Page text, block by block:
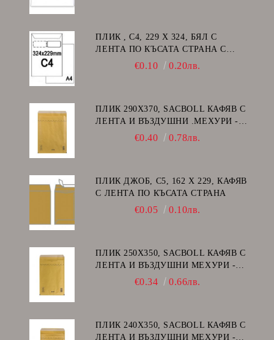
ПЛИК , C4, 229 Х 324, БЯЛ С
ЛЕНТА ПО КЪСАТА СТРАНА С
ДЕСЕН ПРОЗОРЕЦ
€0.10 0.20лв.
ПЛИК 290Х370, SACBOLL КАФЯВ С
ЛЕНТА И ВЪЗДУШНИ .МЕХУРИ -
€0.40 0.78лв.
ПЛИК ДЖОБ, C5, 162 Х 229, КАФЯВ
С ЛЕНТА ПО КЪСАТА СТРАНА
€0.05 0.10лв.
ПЛИК 250Х350, SACBOLL КАФЯВ С
ЛЕНТА И ВЪЗДУШНИ МЕХУРИ -
€0.34 0.66лв.
ПЛИК 240Х350, SACBOLL КАФЯВ С
ЛЕНТА И ВЪЗДУШНИ МЕХУРИ -